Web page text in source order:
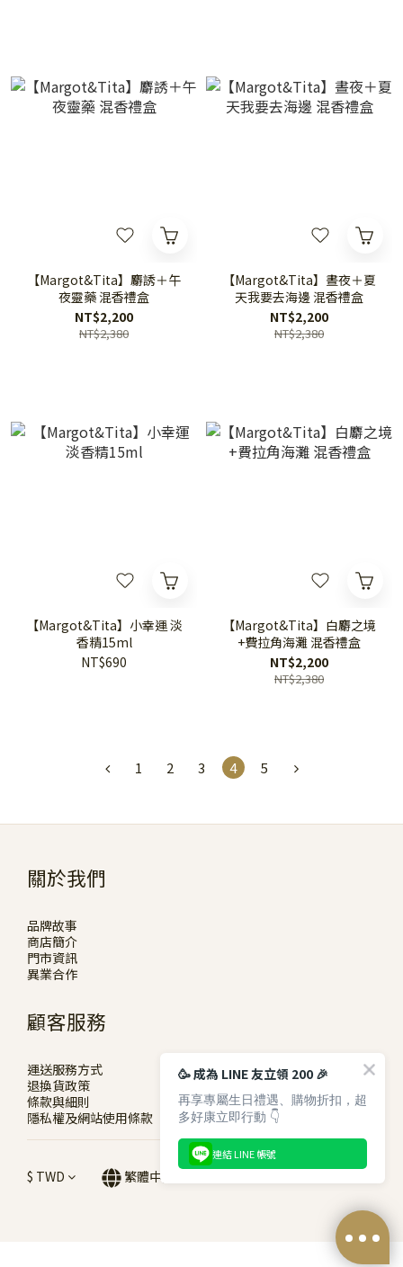
【Margot&Tita】麝誘＋午
夜靈藥 混香禮盒
NT$2,200
NT$2,380
【Margot&Tita】晝夜＋夏
天我要去海邊 混香禮盒
NT$2,200
NT$2,380
【Margot&Tita】小幸運 淡
香精15ml
NT$690
【Margot&Tita】白麝之境
+費拉角海灘 混香禮盒
NT$2,200
NT$2,380
1 2 3 4 5
關於我們
品牌故事
商店簡介
門市資訊
異業合作
顧客服務
運送服務方式
退換貨政策
條款與細則
隱私權及網站使用條款
$ TWD 繁體中文
🥳 成為 LINE 友立領 200 🎉
再享專屬生日禮遇、購物折扣，超
多好康立即行動 👇
連結 LINE 帳號